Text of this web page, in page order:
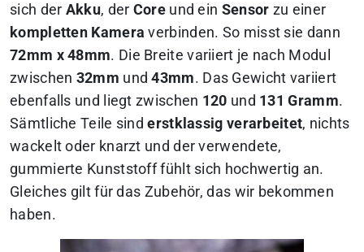
sich der Akku, der Coreund ein Sensor zu einer
kompletten Kamera verbinden. So misst sie dann
72mm x 48mm. Die Breite variiert je nach Modul
zwischen 32mm und43mm. Das Gewicht variiert
ebenfalls und liegt zwischen 120 und 131 Gramm.
Sämtliche Teile sinderstklassig verarbeitet, nichts
wackelt oder knarzt und der verwendete,
gummierte Kunststoff fühlt sich hochwertig an.
Gleiches gilt für das Zubehör, das wir bekommen
haben.